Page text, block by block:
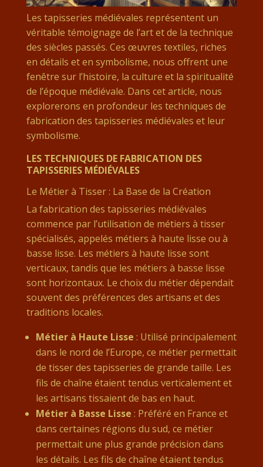
Les tapisseries médiévales représentent un
véritable témoignage de l’art et de la technique
des siècles passés. Ces œuvres textiles, riches
en détails et en symbolisme, nous offrent une
fenêtre sur l’histoire, la culture et la spiritualité
de l’époque médiévale. Dans cet article, nous
explorerons en profondeur les techniques de
fabrication des tapisseries médiévales et leur
symbolisme.
LES TECHNIQUES DE FABRICATION DES
TAPISSERIES MÉDIÉVALES
Le Métier à Tisser : La Base de la Création
La fabrication des tapisseries médiévales
commence par l’utilisation de métiers à tisser
spécialisés, appelés métiers à haute lisse ou à
basse lisse. Les métiers à haute lisse sont
verticaux, tandis que les métiers à basse lisse
sont horizontaux. Le choix du métier dépendait
souvent des préférences des artisans et des
traditions locales.
Métier à Haute Lisse : Utilisé principalement
dans le nord de l’Europe, ce métier permettait
de tisser des tapisseries de grande taille. Les
fils de chaîne étaient tendus verticalement et
les artisans tissaient de bas en haut.
Métier à Basse Lisse : Préféré en France et
dans certaines régions du sud, ce métier
permettait une plus grande précision dans
les détails. Les fils de chaîne étaient tendus